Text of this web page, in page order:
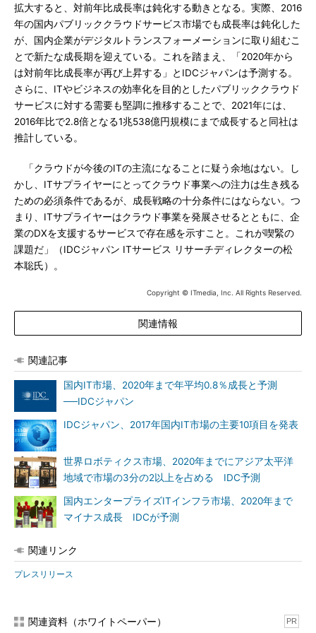
拡大すると、対前年比成長率は鈍化する動きとなる。実際、2016
年の国内パブリッククラウドサービス市場でも成長率は鈍化した
が、国内企業がデジタルトランスフォーメーションに取り組むこ
とで新たな成長期を迎えている。これを踏まえ、「2020年から
は対前年比成長率が再び上昇する」とIDCジャパンは予測する。
さらに、ITやビジネスの効率化を目的としたパブリッククラウド
サービスに対する需要も堅調に推移することで、2021年には、
2016年比で2.8倍となる1兆538億円規模にまで成長すると同社は
推計している。
「クラウドが今後のITの主流になることに疑う余地はない。し
かし、ITサプライヤーにとってクラウド事業への注力は生き残る
ための必須条件であるが、成長戦略の十分条件にはならない。つ
まり、ITサプライヤーはクラウド事業を発展させるとともに、企
業のDXを支援するサービスで存在感を示すこと。これが喫緊の
課題だ」（IDCジャパン ITサービス リサーチディレクターの松
本聡氏）。
Copyright © ITmedia, Inc. All Rights Reserved.
関連情報
関連記事
国内IT市場、2020年まで年平均0.8％成長と予測
──IDCジャパン
IDCジャパン、2017年国内IT市場の主要10項目を発表
世界ロボティクス市場、2020年までにアジア太平洋
地域で市場の3分の2以上を占める IDC予測
国内エンタープライズITインフラ市場、2020年まで
マイナス成長 IDCが予測
関連リンク
プレスリリース
関連資料（ホワイトペーパー） PR